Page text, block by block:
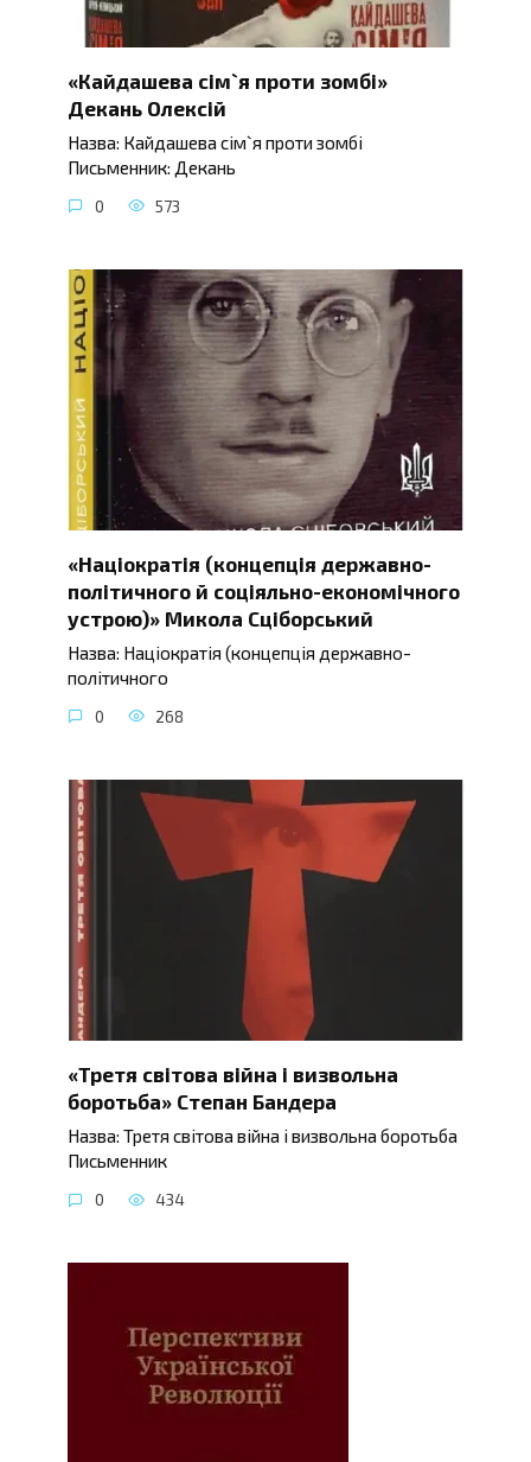
«Кайдашева сім`я проти зомбі»
Декань Олексій
Назва: Кайдашева сім`я проти зомбі
Письменник: Декань
0 573
«Націократія (концепція державно-
політичного й соціяльно-економічного
устрою)» Микола Сціборський
Назва: Націократія (концепція державно-
політичного
0 268
«Третя світова війна і визвольна
боротьба» Степан Бандера
Назва: Третя світова війна і визвольна боротьба
Письменник
0 434